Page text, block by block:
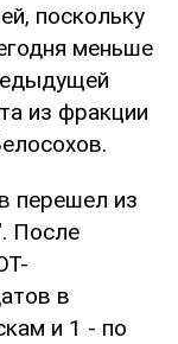
поскольку
меньше
из фракции
перешел из
После
в
и 1 - по